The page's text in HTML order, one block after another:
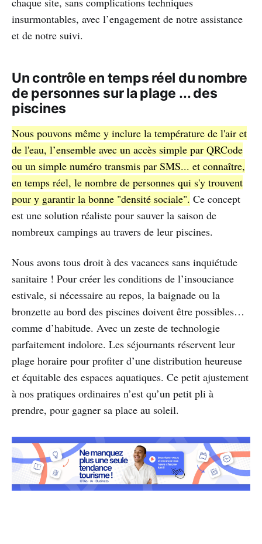
insurmontables, avec l’engagement de notre assistance
et de notre suivi.
Un contrôle en temps réel du nombre
de personnes sur la plage ... des
piscines
Nous pouvons même y inclure la température de l'air et
de l'eau, l’ensemble avec un accès simple par QRCode
ou un simple numéro transmis par SMS... et connaître,
en temps réel, le nombre de personnes qui s'y trouvent
pour y garantir la bonne "densité sociale". Ce concept
est une solution réaliste pour sauver la saison de
nombreux campings au travers de leur piscines.
Nous avons tous droit à des vacances sans inquiétude
sanitaire ! Pour créer les conditions de l’insouciance
estivale, si nécessaire au repos, la baignade ou la
bronzette au bord des piscines doivent être possibles…
comme d’habitude. Avec un zeste de technologie
parfaitement indolore. Les séjournants réservent leur
plage horaire pour profiter d’une distribution heureuse
et équitable des espaces aquatiques. Ce petit ajustement
à nos pratiques ordinaires n’est qu’un petit pli à
prendre, pour gagner sa place au soleil.